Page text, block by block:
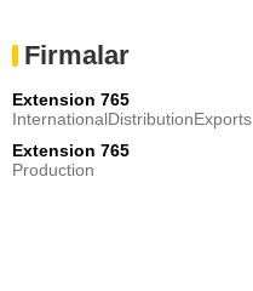
Firmalar
Extension 765
InternationalDistributionExports
Extension 765
Production